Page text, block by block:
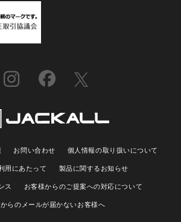
お問い合わせ
個人情報の取り扱いについて
用にあたって
製品に関するお知らせ
ス
お客様からのご提案への対応について
らのメールが届かないお客様へ